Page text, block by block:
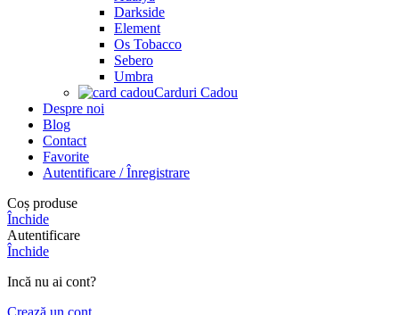
Darkside
Element
Os Tobacco
Sebero
Umbra
Carduri Cadou
Despre noi
Blog
Contact
Favorite
Autentificare / Înregistrare
Coș produse
Închide
Autentificare
Închide
Incă nu ai cont?